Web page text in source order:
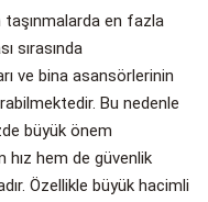
taşınmalarda en fazla
sırasında
ve bina asansörlerinin
Bu nedenle
büyük önem
hız hem de güvenlik
Özellikle büyük hacimli